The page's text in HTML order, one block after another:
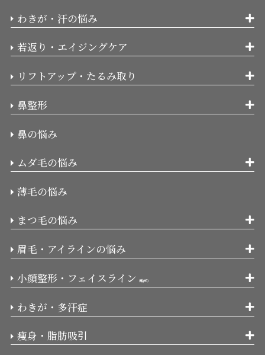
わきが・汗の悩み
若返り・エイジングケア
リフトアップ・たるみ取り
鼻整形
鼻の悩み
ムダ毛の悩み
薄毛の悩み
まつ毛の悩み
眉毛・アイラインの悩み
小顔整形・フェイスライン （輪郭）
わきが・多汗症
痩身・脂肪吸引